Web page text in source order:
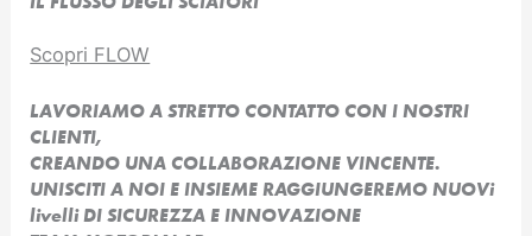
Scopri FLOW
LAVORIAMO A STRETTO CONTATTO CON I NOSTRI
CLIENTI,
CREANDO UNA COLLABORAZIONE VINCENTE.
UNISCITI A NOI E INSIEME RAGGIUNGEREMO NUOVi
livelli DI SICUREZZA E INNOVAZIONE​